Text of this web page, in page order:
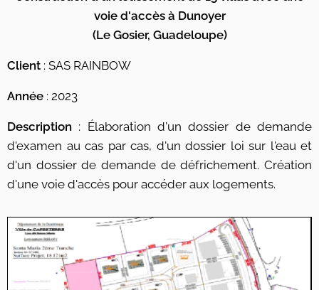
voie d'accès à Dunoyer
(Le Gosier, Guadeloupe)
Client : SAS RAINBOW
Année : 2023
Description : Élaboration d'un dossier de demande
d'examen au cas par cas, d'un dossier loi sur l'eau et
d'un dossier de demande de défrichement. Création
d'une voie d'accès pour accéder aux logements.